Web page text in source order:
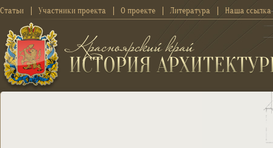
Статьи Участники проекта О проекте Литература Наша ссылка